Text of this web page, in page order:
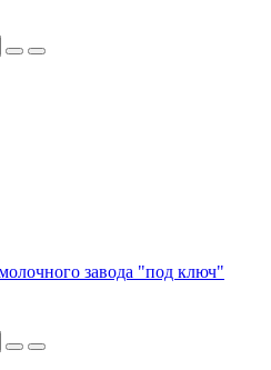
завода "под ключ"